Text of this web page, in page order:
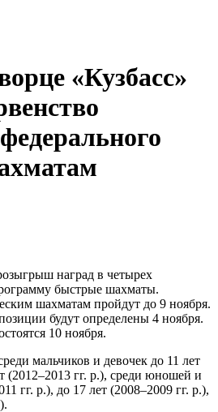
«Кузбасс»
наград в четырех
быстрые шахматы.
шахматам пройдут до 9 ноября.
будут определены 4 ноября.
10 ноября.
мальчиков и девочек до 11 лет
(2012–2013 гг. р.), среди юношей и
гг. р.), до 17 лет (2008–2009 гг. р.),